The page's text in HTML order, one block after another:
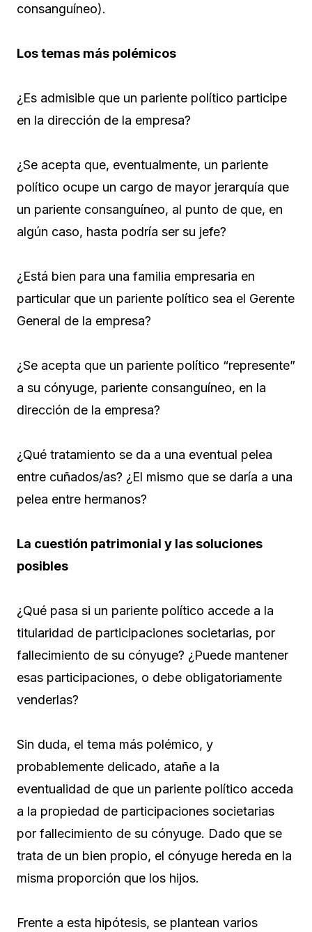
consanguíneo).
Los temas más polémicos
¿Es admisible que un pariente político participe
en la dirección de la empresa?
¿Se acepta que, eventualmente, un pariente
político ocupe un cargo de mayor jerarquía que
un pariente consanguíneo, al punto de que, en
algún caso, hasta podría ser su jefe?
¿Está bien para una familia empresaria en
particular que un pariente político sea el Gerente
General de la empresa?
¿Se acepta que un pariente político “represente”
a su cónyuge, pariente consanguíneo, en la
dirección de la empresa?
¿Qué tratamiento se da a una eventual pelea
entre cuñados/as? ¿El mismo que se daría a una
pelea entre hermanos?
La cuestión patrimonial y las soluciones
posibles
¿Qué pasa si un pariente político accede a la
titularidad de participaciones societarias, por
fallecimiento de su cónyuge? ¿Puede mantener
esas participaciones, o debe obligatoriamente
venderlas?
Sin duda, el tema más polémico, y
probablemente delicado, atañe a la
eventualidad de que un pariente político acceda
a la propiedad de participaciones societarias
por fallecimiento de su cónyuge. Dado que se
trata de un bien propio, el cónyuge hereda en la
misma proporción que los hijos.
Frente a esta hipótesis, se plantean varios